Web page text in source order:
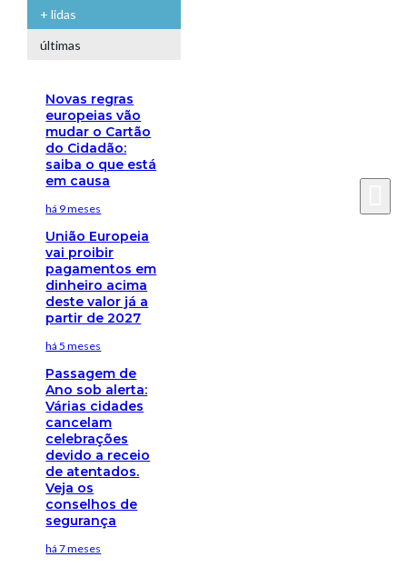
+ lidas
últimas
Novas regras
europeias vão
mudar o Cartão
do Cidadão:
saiba o que está
em causa
há 9 meses
União Europeia
vai proibir
pagamentos em
dinheiro acima
deste valor já a
partir de 2027
há 5 meses
Passagem de
Ano sob alerta:
Várias cidades
cancelam
celebrações
devido a receio
de atentados.
Veja os
conselhos de
segurança
há 7 meses